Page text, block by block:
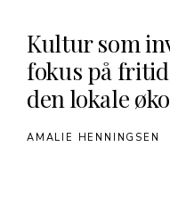
Kultur som
fokus på
den lokale
AMALIE HENNINGSEN